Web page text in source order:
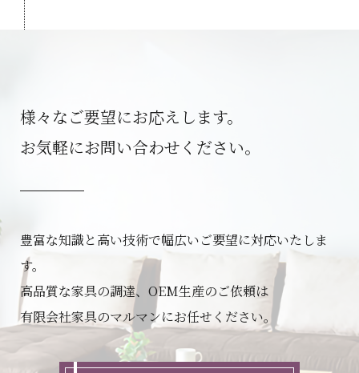
様々なご要望にお応えします。
お気軽にお問い合わせください。
豊富な知識と高い技術で幅広いご要望に対応いたしま
す。
高品質な家具の調達、OEM生産のご依頼は
有限会社家具のマルマンにお任せください。